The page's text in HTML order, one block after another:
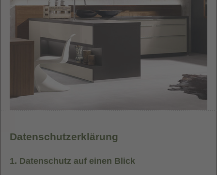
Datenschutz­erklärung
1. Datenschutz auf einen Blick